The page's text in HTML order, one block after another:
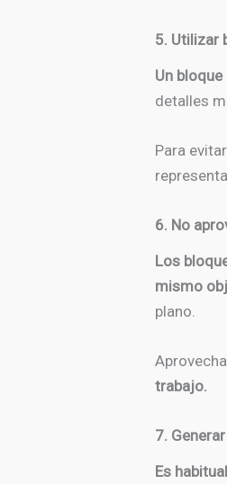
5. Utilizar
Un
detalles
Para
6. No
Los
mismo
plano.
trabajo.
7.
Es